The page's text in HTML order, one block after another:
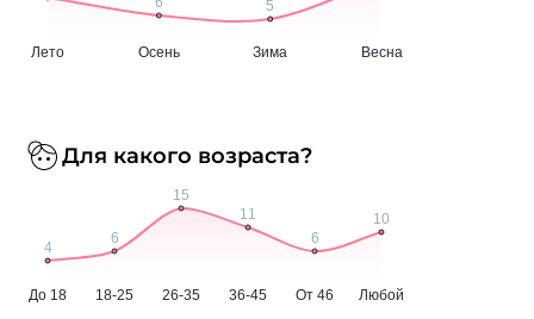
Для какого возраста?